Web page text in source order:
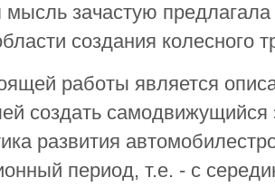
мысль зачастую
создания колесного
работы является
создать
развития
период, т.е. - с